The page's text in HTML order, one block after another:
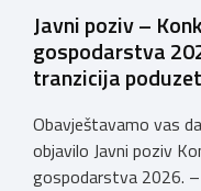
Javni poziv –
gospodarstva
tranzicija
Obavještavamo vas
objavilo Javni poziv
gospodarstva 2026.